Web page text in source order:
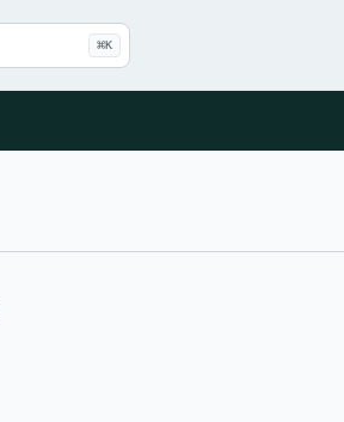
⌘K